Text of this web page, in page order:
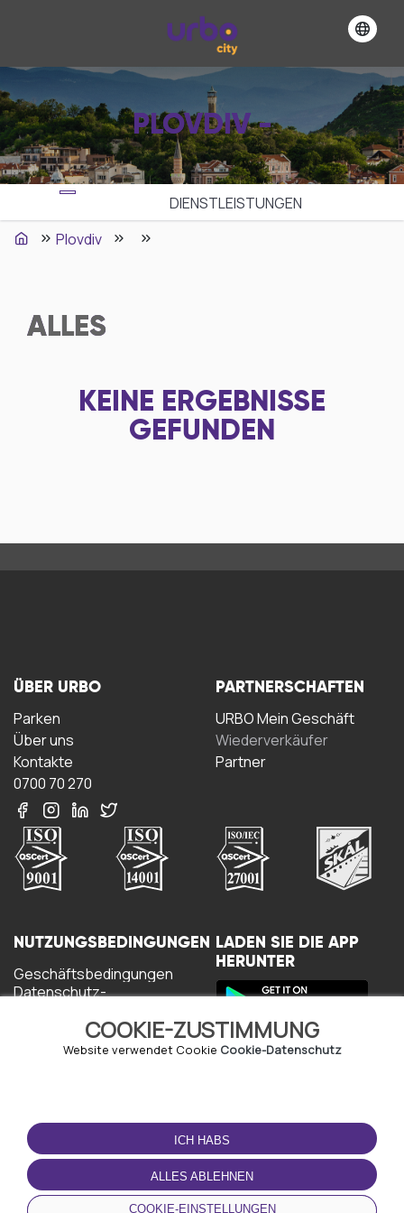
PLOVDIV -
DIENSTLEISTUNGEN
Plovdiv
ALLES
KEINE ERGEBNISSE
GEFUNDEN
COOKIE-ZUSTIMMUNG
Website verwendet Cookie Cookie-Datenschutz
ICH HABS
ALLES ABLEHNEN
COOKIE-EINSTELLUNGEN
ÜBER URBO
Parken
Über uns
Kontakte
0700 70 270
PARTNERSCHAFTEN
URBO Mein Geschäft
Wiederverkäufer
Partner
NUTZUNGSBEDINGUNGEN
Geschäftsbedingungen
Datenschutz-
Cookie-Richtlinie
Nutzungsbedingungen
LADEN SIE DIE APP
HERUNTER
© Copyright - URBO 2026